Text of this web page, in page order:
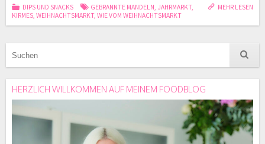
MEHR LESEN
DIPS UND SNACKS GEBRANNTE MANDELN, JAHRMARKT,
KIRMES, WEIHNACHTSMARKT, WIE VOM WEIHNACHTSMARKT
HERZLICH WILLKOMMEN AUF MEINEM FOODBLOG